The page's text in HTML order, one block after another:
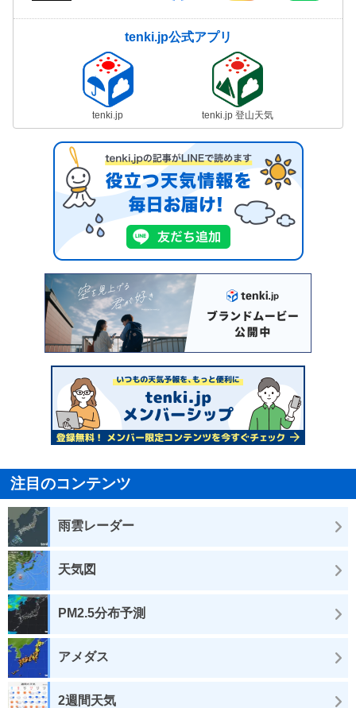
tenki.jp公式アプリ
tenki.jp tenki.jp 登山天気
注目のコンテンツ
雨雲レーダー
天気図
PM2.5分布予測
アメダス
2週間天気